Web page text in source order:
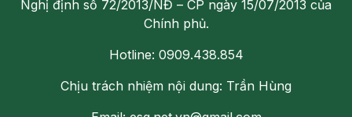
Nghị định số 72/2013/NĐ – CP ngày 15/07/2013 của
Chính phủ.
Hotline: 0909.438.854
Chịu trách nhiệm nội dung: Trần Hùng